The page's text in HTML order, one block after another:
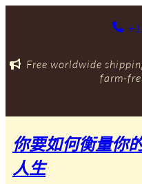
內
Free worldwide
farm-
你要如何衡量你
人生